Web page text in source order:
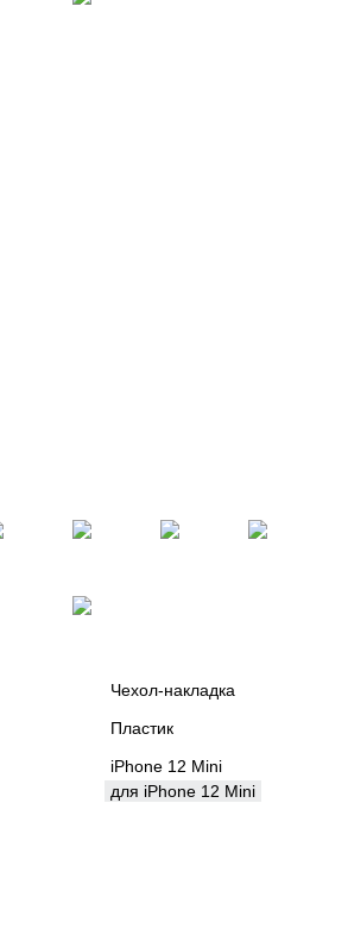
Чехол-накладка
Пластик
iPhone 12 Mini
для iPhone 12 Mini